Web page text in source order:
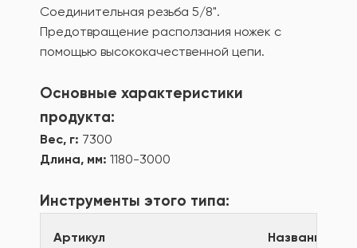
Соединительная резьба 5/8".
Предотвращение расползания ножек с
помощью высококачественной цепи.
Основные характеристики
продукта:
Вес, г: 7300
Длина, мм: 1180-3000
Инструменты этого типа:
Артикул Название